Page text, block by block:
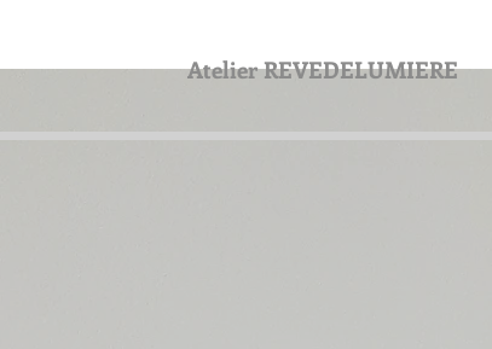
Atelier REVEDELUMIERE